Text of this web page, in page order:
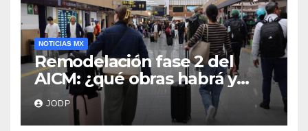
NOTICIAS MX
Remodelación fase 2 del
AICM: ¿qué obras habrá y
afectarán los vuelos durante
2026 y 2027?
JODP